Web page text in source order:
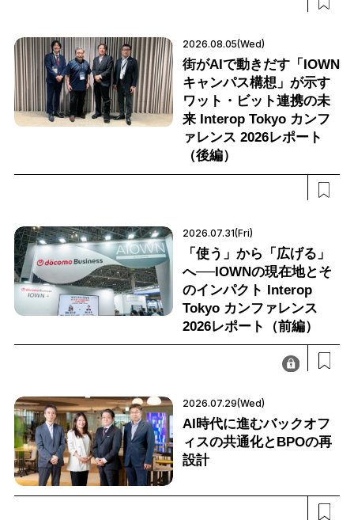
2026.08.05(Wed)
街がAIで動きだす「IOWN
キャンパス構想」が示す
ワット・ビット連携の未
来 Interop Tokyo カンフ
ァレンス 2026レポート
（後編）
2026.07.31(Fri)
「使う」から「広げる」
へ──IOWNの現在地とそ
のインパクト Interop
Tokyo カンファレンス
2026レポート（前編）
2026.07.29(Wed)
AI時代に進むバックオフ
ィスの共通化とBPOの再
設計